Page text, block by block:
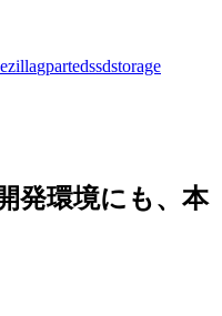
gpartedssdstorage
発環境にも、本